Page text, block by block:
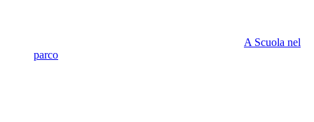
A Scuola nel
parco